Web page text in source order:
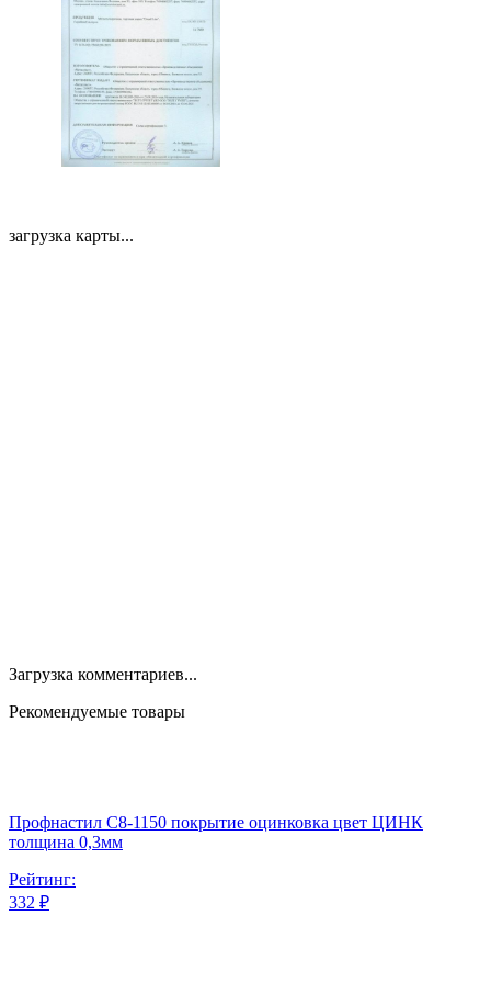
загрузка карты...
Загрузка комментариев...
Рекомендуемые товары
Профнастил С8-1150 покрытие оцинковка цвет ЦИНК
толщина 0,3мм
Рейтинг:
332 ₽